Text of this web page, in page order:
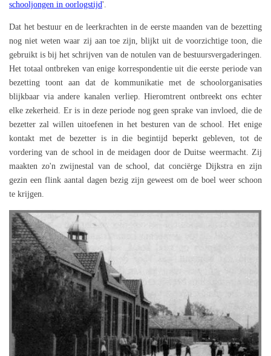
schooljongen in oorlogstijd'.
Dat het bestuur en de leerkrachten in de eerste maanden van de bezetting
nog niet weten waar zij aan toe zijn, blijkt uit de voorzichtige toon, die
gebruikt is bij het schrijven van de notulen van de bestuursvergaderingen.
Het totaal ontbreken van enige korrespondentie uit die eerste periode van
bezetting toont aan dat de kommunikatie met de schoolorganisaties
blijkbaar via andere kanalen verliep. Hieromtrent ontbreekt ons echter
elke zekerheid. Er is in deze periode nog geen sprake van invloed, die de
bezetter zal willen uitoefenen in het besturen van de school. Het enige
kontakt met de bezetter is in die begintijd beperkt gebleven, tot de
vordering van de school in de meidagen door de Duitse weermacht. Zij
maakten zo'n zwijnestal van de school, dat conciërge Dijkstra en zijn
gezin een flink aantal dagen bezig zijn geweest om de boel weer schoon
te krijgen.